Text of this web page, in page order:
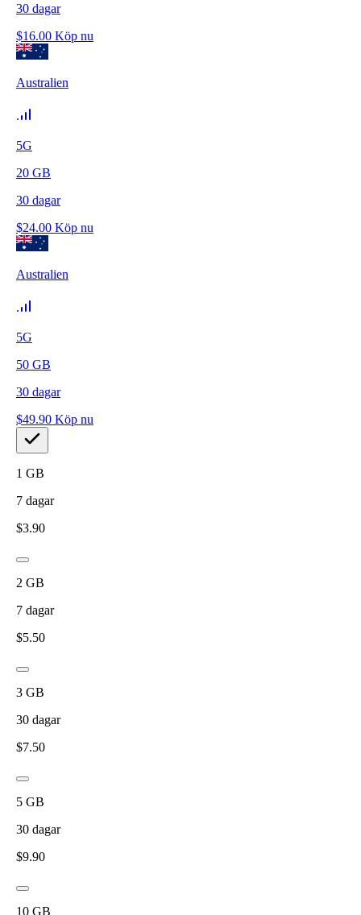
30 dagar
$16.00 Köp nu
Australien
5G
20 GB
30 dagar
$24.00 Köp nu
Australien
5G
50 GB
30 dagar
$49.90 Köp nu
1 GB
7 dagar
$3.90
2 GB
7 dagar
$5.50
3 GB
30 dagar
$7.50
5 GB
30 dagar
$9.90
10 GB